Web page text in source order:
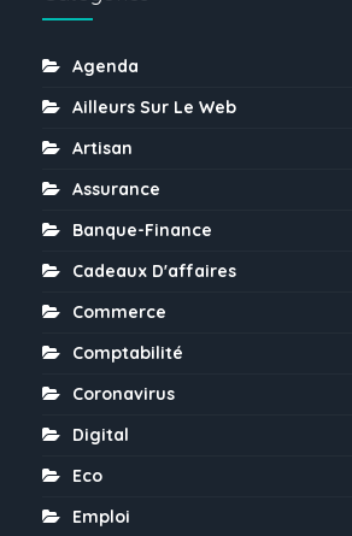
Agenda
Ailleurs Sur Le Web
Artisan
Assurance
Banque-Finance
Cadeaux D'affaires
Commerce
Comptabilité
Coronavirus
Digital
Eco
Emploi